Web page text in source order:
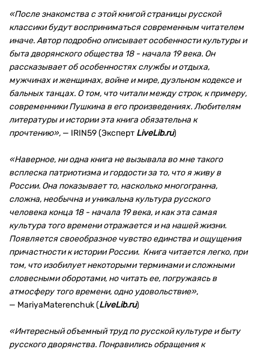
«После знакомства с этой книгой страницы русской
классики будут восприниматься современным читателем
иначе. Автор подробно описывает особенности культуры и
быта дворянского общества 18 - начала 19 века. Он
рассказывает об особенностях службы и отдыха,
мужчинах и женщинах, войне и мире, дуэльном кодексе и
бальных танцах. О том, что читали между строк, к примеру,
современники Пушкина в его произведениях. Любителям
литературы и истории эта книга обязательна к
прочтению», — IRIN59 (Эксперт LiveLib.ru)
«Наверное, ни одна книга не вызывала во мне такого
всплеска патриотизма и гордости за то, что я живу в
России. Она показывает то, насколько многогранна,
сложна, необычна и уникальна культура русского
человека конца 18 - начала 19 века, и как эта самая
культура того времени отражается и на нашей жизни.
Появляется своеобразное чувство единства и ощущения
причастности к истории России. Книга читается легко, при
том, что изобилует некоторыми терминами и сложными
словесными оборотами, но читать ее, погружаясь в
атмосферу того времени, одно удовольствие»,
— MariyaMaterenchuk (LiveLib.ru)
«Интересный объемный труд по русской культуре и быту
русского дворянства. Понравились обращения к